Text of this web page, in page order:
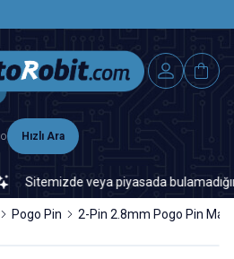
Hızlı Ara
Sitemizde veya piyasada
Pogo Pin 2-Pin 2.8mm Pogo Pin